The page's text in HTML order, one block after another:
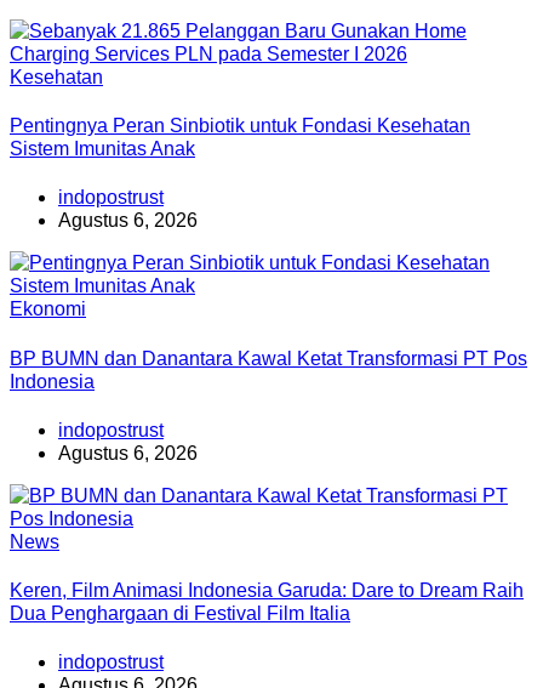
Kesehatan
Pentingnya Peran Sinbiotik untuk Fondasi Kesehatan
Sistem Imunitas Anak
indopostrust
Agustus 6, 2026
Ekonomi
BP BUMN dan Danantara Kawal Ketat Transformasi PT Pos
Indonesia
indopostrust
Agustus 6, 2026
News
Keren, Film Animasi Indonesia Garuda: Dare to Dream Raih
Dua Penghargaan di Festival Film Italia
indopostrust